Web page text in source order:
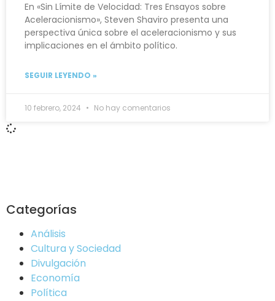
En «Sin Límite de Velocidad: Tres Ensayos sobre
Aceleracionismo», Steven Shaviro presenta una
perspectiva única sobre el aceleracionismo y sus
implicaciones en el ámbito político.
SEGUIR LEYENDO »
10 febrero, 2024 No hay comentarios
Categorías
Análisis
Cultura y Sociedad
Divulgación
Economía
Política